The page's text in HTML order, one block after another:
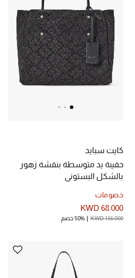
الرجال
الجمال
الأطفال
مستلزمات المنزل
نسوقوا أحدث ما وصلنا
كايت سبايد
حقيبة يد متوسطة بنقشة زهور
بالشكل البستوني
خصومات
KWD 68.000
KWD 136.000 50% خصم